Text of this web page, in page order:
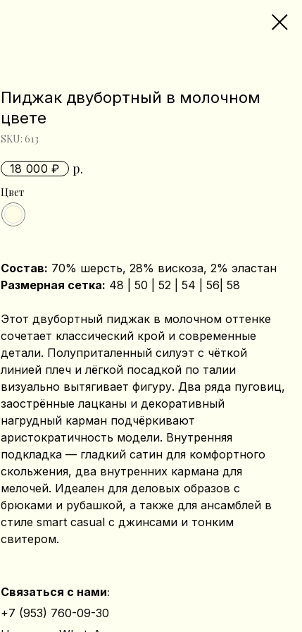
Пиджак двубортный в молочном
цвете
SKU: 613
18 000 р.
Цвет
Состав: 70% шерсть, 28% вискоза, 2% эластан
Размерная сетка: 48 | 50 | 52 | 54 | 56| 58
Этот двубортный пиджак в молочном оттенке
сочетает классический крой и современные
детали. Полуприталенный силуэт с чёткой
линией плеч и лёгкой посадкой по талии
визуально вытягивает фигуру. Два ряда пуговиц,
заострённые лацканы и декоративный
нагрудный карман подчёркивают
аристократичность модели. Внутренняя
подкладка — гладкий сатин для комфортного
скольжения, два внутренних кармана для
мелочей. Идеален для деловых образов с
брюками и рубашкой, а также для ансамблей в
стиле smart casual с джинсами и тонким
свитером.
Связаться с нами:
+7 (953) 760-09-30